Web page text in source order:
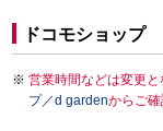
ドコモショップ
営業時間などは変更
プ／d gardenからご確